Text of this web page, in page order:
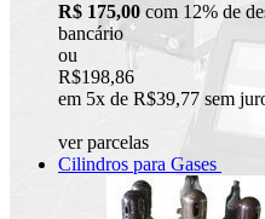
R$ 175,00 com 12% de
bancário
ou
R$198,86
em 5x de R$39,77 sem
ver parcelas
Cilindros para Gases